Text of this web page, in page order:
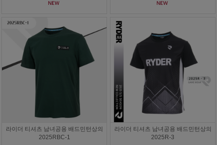
라이더 티셔츠 남녀공용 배드민턴상의
2025RBC-1
라이더 티셔츠 남녀공용 배드민턴상의
2025R-3